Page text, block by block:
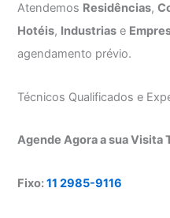
Atendemos Residências,
Hotéis, Industrias e
agendamento prévio.
Técnicos Qualificados e
Agende Agora a sua Visita
Fixo:11 2985-9116